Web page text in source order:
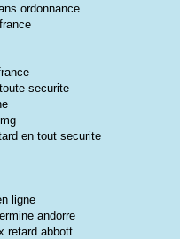
ordonnance
securite
en tout securite
ligne
andorre
retard abbott